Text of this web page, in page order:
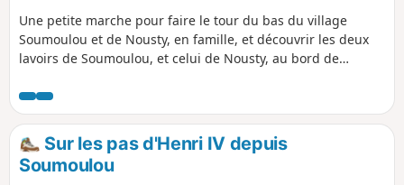
Une petite marche pour faire le tour du bas du village
Soumoulou et de Nousty, en famille, et découvrir les deux
lavoirs de Soumoulou, et celui de Nousty, au bord de
sans aucune difficulté.
Sur les pas d'Henri IV depuis
Soumoulou